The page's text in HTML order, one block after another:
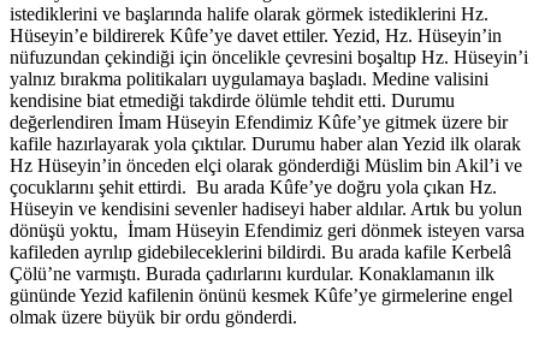
istediklerini ve başlarında halife olarak görmek istediklerini Hz.
Hüseyin’e bildirerek Kûfe’ye davet ettiler. Yezid, Hz. Hüseyin’in
nüfuzundan çekindiği için öncelikle çevresini boşaltıp Hz. Hüseyin’i
yalnız bırakma politikaları uygulamaya başladı. Medine valisini
kendisine biat etmediği takdirde ölümle tehdit etti. Durumu
değerlendiren İmam Hüseyin Efendimiz Kûfe’ye gitmek üzere bir
kafile hazırlayarak yola çıktılar. Durumu haber alan Yezid ilk olarak
Hz Hüseyin’in önceden elçi olarak gönderdiği Müslim bin Akil’i ve
çocuklarını şehit ettirdi. Bu arada Kûfe’ye doğru yola çıkan Hz.
Hüseyin ve kendisini sevenler hadiseyi haber aldılar. Artık bu yolun
dönüşü yoktu, İmam Hüseyin Efendimiz geri dönmek isteyen varsa
kafileden ayrılıp gidebileceklerini bildirdi. Bu arada kafile Kerbelâ
Çölü’ne varmıştı. Burada çadırlarını kurdular. Konaklamanın ilk
gününde Yezid kafilenin önünü kesmek Kûfe’ye girmelerine engel
olmak üzere büyük bir ordu gönderdi.